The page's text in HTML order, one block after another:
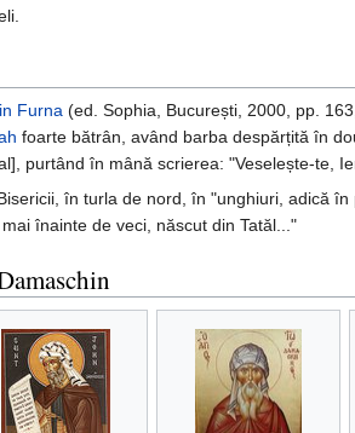
Furna (ed. Sophia, București, 2000, pp.
foarte bătrân, având barba despărțită în
purtând în mână scrierea: "Veselește-te,
în turla de nord, în "unghiuri, adică
înainte de veci, născut din Tatăl..."